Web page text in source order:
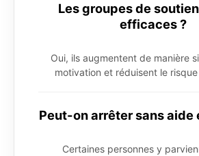
Les groupes de
efficaces ?
Oui, ils augmentent de manière
motivation et réduisent le
Peut-on arrêter sans aide
Certaines personnes y